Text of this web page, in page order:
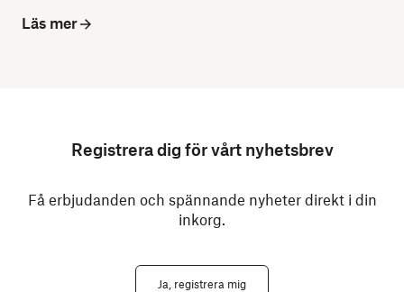
Läs mer
Registrera dig för vårt nyhetsbrev
Få erbjudanden och spännande nyheter direkt i din
inkorg.
Ja, registrera mig